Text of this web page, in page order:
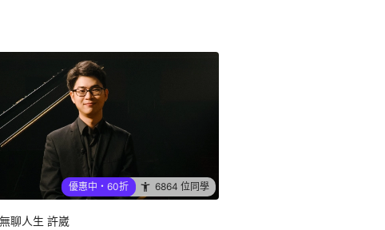
優惠中・60折 6864 位同學
聊人生 許崴